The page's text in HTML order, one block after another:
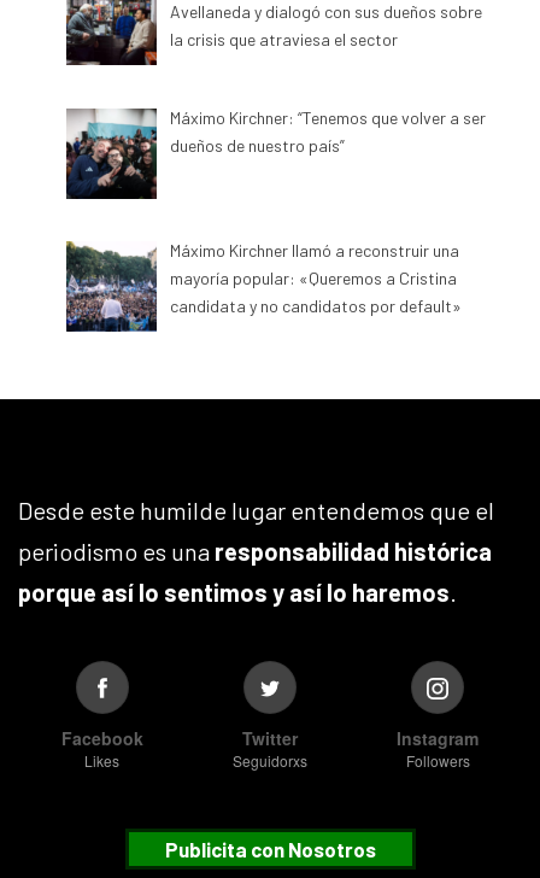
Avellaneda y dialogó con sus dueños sobre
la crisis que atraviesa el sector
Máximo Kirchner: “Tenemos que volver a ser
dueños de nuestro país”
Máximo Kirchner llamó a reconstruir una
mayoría popular: «Queremos a Cristina
candidata y no candidatos por default»
Desde este humilde lugar entendemos que el
periodismo es una responsabilidad histórica
porque así lo sentimos y así lo haremos.
Facebook
Likes
Twitter
Seguidorxs
Instagram
Followers
Publicita con Nosotros